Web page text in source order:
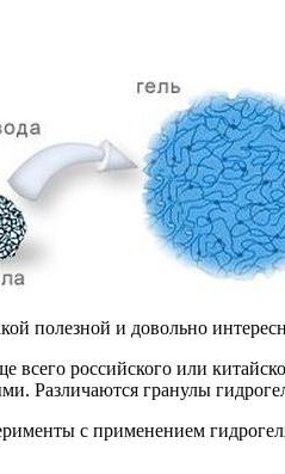
полезной и довольно
российского или
Различаются гранулы
с применением